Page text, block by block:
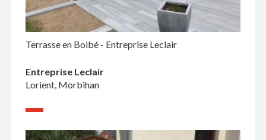
Terrasse en Boibé - Entreprise Leclair
Entreprise Leclair
Lorient, Morbihan